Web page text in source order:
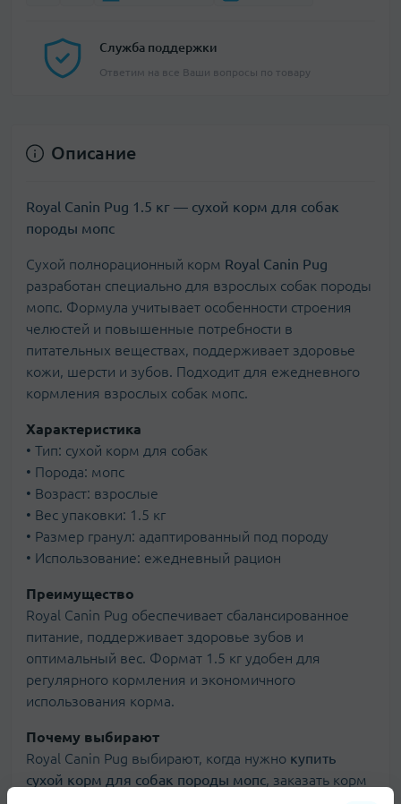
Служба поддержки
Ответим на все Ваши вопросы по товару
Описание
Royal Canin Pug 1.5 кг — сухой корм для собак
породы мопс
Сухой полнорационный корм Royal Canin Pug
разработан специально для взрослых собак породы
мопс. Формула учитывает особенности строения
челюстей и повышенные потребности в
питательных веществах, поддерживает здоровье
кожи, шерсти и зубов. Подходит для ежедневного
кормления взрослых собак мопс.
Характеристика
• Тип: сухой корм для собак
• Порода: мопс
• Возраст: взрослые
• Вес упаковки: 1.5 кг
• Размер гранул: адаптированный под породу
• Использование: ежедневный рацион
Преимущество
Royal Canin Pug обеспечивает сбалансированное
питание, поддерживает здоровье зубов и
оптимальный вес. Формат 1.5 кг удобен для
регулярного кормления и экономичного
использования корма.
Почему выбирают
Royal Canin Pug выбирают, когда нужно купить
сухой корм для собак породы мопс, заказать корм